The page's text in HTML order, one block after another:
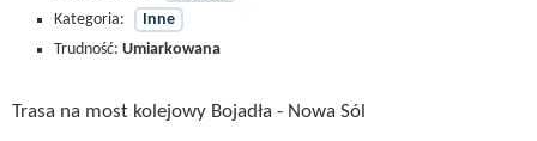
Kategoria:
Inne
Trudność: Umiarkowana
Trasa na most kolejowy Bojadła - Nowa Sól